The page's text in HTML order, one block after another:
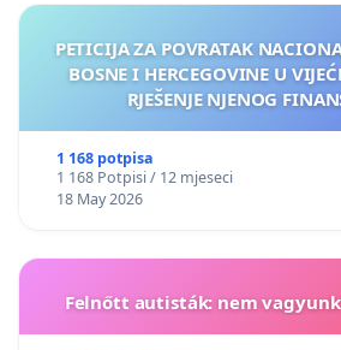
PETICIJA ZA POVRATAK
BOSNE I HERCEGOVINE U
RJEŠENJE NJENOG
1 168 potpisa
1 168 Potpisi / 12 mjeseci
18 May 2026
Felnőtt autisták: nem